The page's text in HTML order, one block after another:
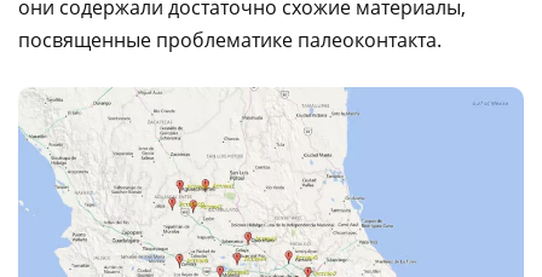
они содержали достаточно схожие материалы,
посвященные проблематике палеоконтакта.